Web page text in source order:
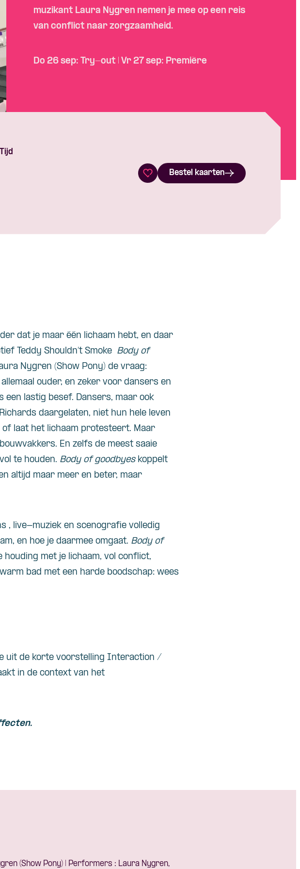
muzikant Laura Nygren nemen je mee op een reis
van conflict naar zorgzaamheid.
Do 26 sep: Try-out | Vr 27 sep: Première
Tijd
Bestel kaarten
dat je maar één lichaam hebt, en daar
Teddy Shouldn’t Smoke Body of
Nygren (Show Pony) de vraag:
ouder, en zeker voor dansers en
een lastig besef. Dansers, maar ook
daargelaten, niet hun hele leven
laat het lichaam protesteert. Maar
En zelfs de meest saaie
te houden. Body of goodbyeskoppelt
altijd maar meer en beter, maar
, live-muziek en scenografie volledig
en hoe je daarmee omgaat. Body of
houding met je lichaam, vol conflict,
bad met een harde boodschap: wees
uit de korte voorstelling Interaction /
in de context van het
(Show Pony) | Performers : Laura Nygren,